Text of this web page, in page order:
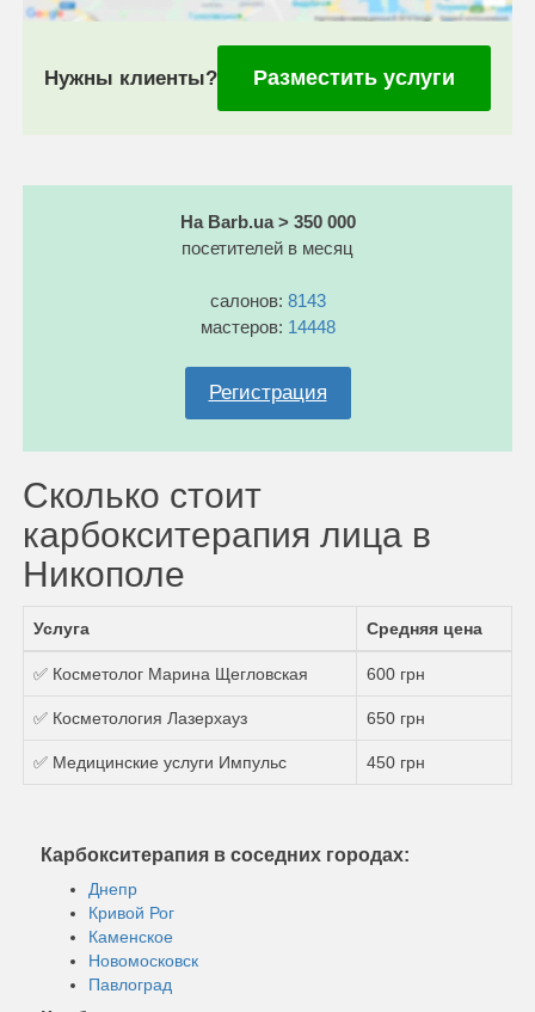
Нужны клиенты? Разместить услуги
На Barb.ua > 350 000
посетителей в месяц
салонов: 8143
мастеров: 14448
Регистрация
Сколько стоит
карбокситерапия лица в
Никополе
Услуга Средняя цена
✅ Косметолог Марина Щегловская 600 грн
✅ Косметология Лазерхауз 650 грн
✅ Медицинские услуги Импульс 450 грн
Карбокситерапия в соседних городах:
Днепр
Кривой Рог
Каменское
Новомосковск
Павлоград